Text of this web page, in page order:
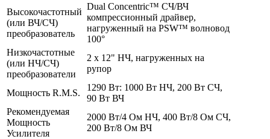
Высокочастотный
(или ВЧ/СЧ)
преобразователь
Dual Concentric™ СЧ/ВЧ
компрессионный драйвер,
нагруженный на PSW™ волновод
100°
Низкочастотные
(или НЧ/СЧ)
преобразователи
2 х 12" НЧ, нагруженных на
рупор
Мощность R.M.S.
1290 Вт: 1000 Вт НЧ, 200 Вт СЧ,
90 Вт ВЧ
Рекомендуемая
Мощность
Усилителя
2000 Вт/4 Ом НЧ, 400 Вт/8 Ом СЧ,
200 Вт/8 Ом ВЧ